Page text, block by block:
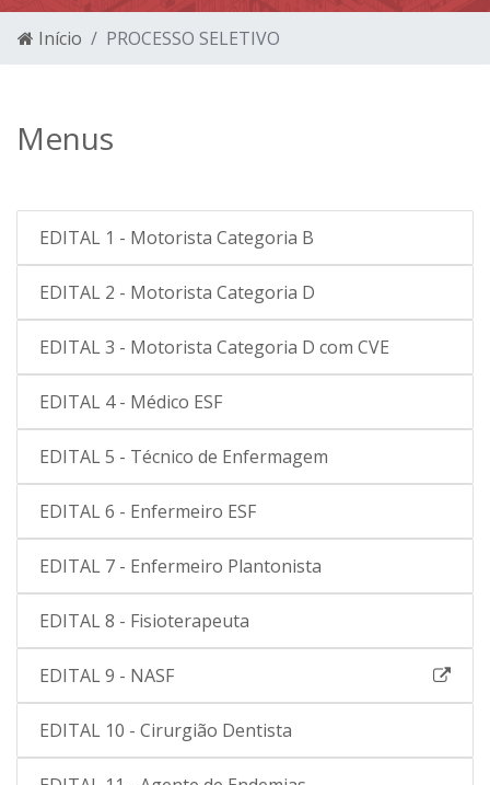
Início PROCESSO SELETIVO
Menus
EDITAL 1 - Motorista Categoria B
EDITAL 2 - Motorista Categoria D
EDITAL 3 - Motorista Categoria D com CVE
EDITAL 4 - Médico ESF
EDITAL 5 - Técnico de Enfermagem
EDITAL 6 - Enfermeiro ESF
EDITAL 7 - Enfermeiro Plantonista
EDITAL 8 - Fisioterapeuta
EDITAL 9 - NASF
EDITAL 10 - Cirurgião Dentista